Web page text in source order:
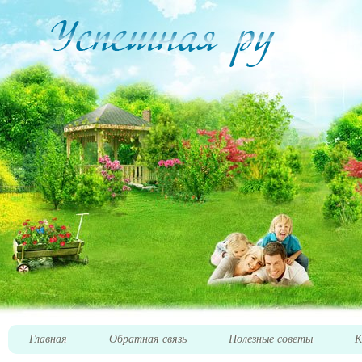
Главная Обратная связь Полезные советы